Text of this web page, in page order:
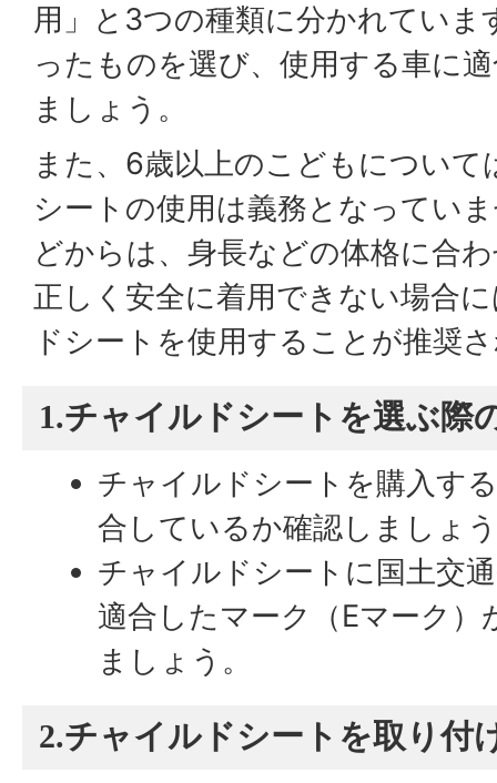
用」と3つの種類に分かれていま
ったものを選び、使用する車に
ましょう。
また、6歳以上のこどもについ
シートの使用は義務となってい
どからは、身長などの体格に合
正しく安全に着用できない場合
ドシートを使用することが推奨
1.チャイルドシートを選ぶ際
チャイルドシートを購入す
合しているか確認しましょ
チャイルドシートに国土交
適合したマーク（Eマーク
ましょう。
2.チャイルドシートを取り付